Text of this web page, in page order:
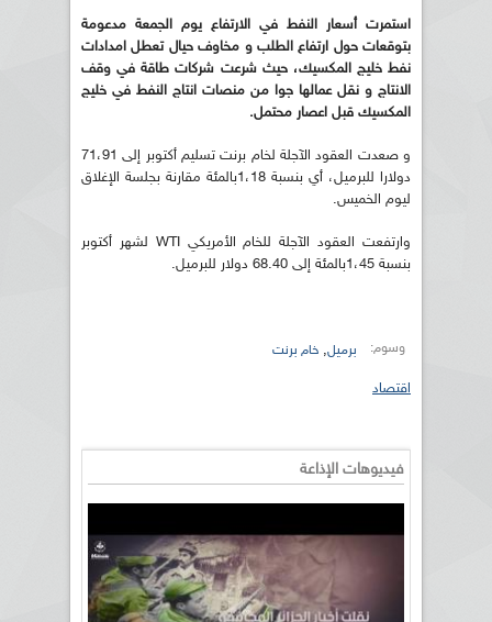
استمرت أسعار النفط في الارتفاع يوم الجمعة مدعومة
بتوقعات حول ارتفاع الطلب و مخاوف حيال تعطل امدادات
نفط خليج المكسيك، حيث شرعت شركات طاقة في وقف
الانتاج و نقل عمالها جوا من منصات انتاج النفط في خليج
المكسيك قبل اعصار محتمل.
و صعدت العقود الآجلة لخام برنت تسليم أكتوبر إلى 71،91
دولارا للبرميل، أي بنسبة 1،18بالمئة مقارنة بجلسة الإغلاق
ليوم الخميس.
وارتفعت العقود الآجلة للخام الأمريكي WTI لشهر أكتوبر
بنسبة 1،45بالمئة إلى 68.40 دولار للبرميل.
وسوم: برميل, خام برنت
اقتصاد
فيديوهات الإذاعة